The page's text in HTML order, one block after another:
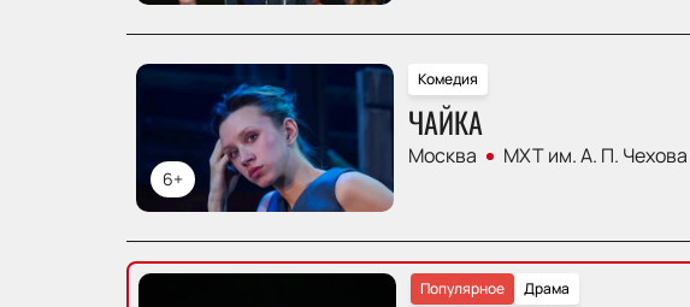
6+
Комедия
ЧАЙКА
Москва МХТ им. А. П. Чехова
Драма
Популярное